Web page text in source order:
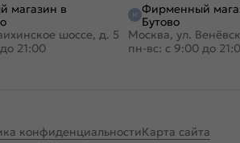
магазин в
шоссе, д. 5
21:00
Фирменный
Бутово
Москва, ул.
пн-вс: с 9:00 до
конфиденциальностиКарта сайта